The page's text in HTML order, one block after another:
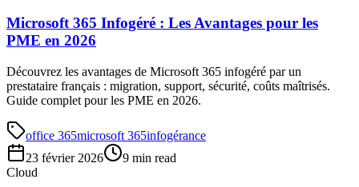
Microsoft 365 Infogéré : Les Avantages pour les
PME en 2026
Découvrez les avantages de Microsoft 365 infogéré par un
prestataire français : migration, support, sécurité, coûts maîtrisés.
Guide complet pour les PME en 2026.
office 365microsoft 365infogérance
23 février 2026
9 min read
Cloud